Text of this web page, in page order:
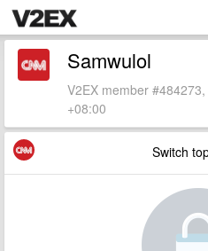
Samwulol
V2EX member
+08:00
Switch